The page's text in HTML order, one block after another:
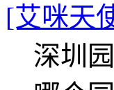
[艾咪天
深圳